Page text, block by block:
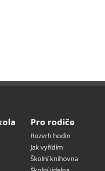
Pro rodiče
Rozvrh hodin
Jak vyřídím
Školní knihovna